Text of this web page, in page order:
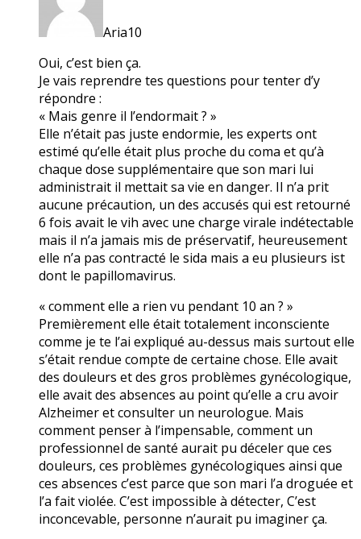
Aria10
Oui, c’est bien ça.
Je vais reprendre tes questions pour tenter d’y
répondre :
« Mais genre il l’endormait ? »
Elle n’était pas juste endormie, les experts ont
estimé qu’elle était plus proche du coma et qu’à
chaque dose supplémentaire que son mari lui
administrait il mettait sa vie en danger. Il n’a prit
aucune précaution, un des accusés qui est retourné
6 fois avait le vih avec une charge virale indétectable
mais il n’a jamais mis de préservatif, heureusement
elle n’a pas contracté le sida mais a eu plusieurs ist
dont le papillomavirus.
« comment elle a rien vu pendant 10 an ? »
Premièrement elle était totalement inconsciente
comme je te l’ai expliqué au-dessus mais surtout elle
s’était rendue compte de certaine chose. Elle avait
des douleurs et des gros problèmes gynécologique,
elle avait des absences au point qu’elle a cru avoir
Alzheimer et consulter un neurologue. Mais
comment penser à l’impensable, comment un
professionnel de santé aurait pu déceler que ces
douleurs, ces problèmes gynécologiques ainsi que
ces absences c’est parce que son mari l’a droguée et
l’a fait violée. C’est impossible à détecter, C’est
inconcevable, personne n’aurait pu imaginer ça.